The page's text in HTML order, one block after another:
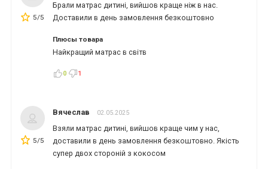
5/5
Брали матрас дитині, вийшов краще ніж в нас.
Доставили в день замовлення безкоштовно
Плюсы товара
Найкращий матрас в світв
0 1
5/5
Вячеслав 02.05.2025
Взяли матрас дитині, вийшов краще чим у нас,
доставили в день замовлення безкоштовно. Якість
супер двох стороній з кокосом
*
*